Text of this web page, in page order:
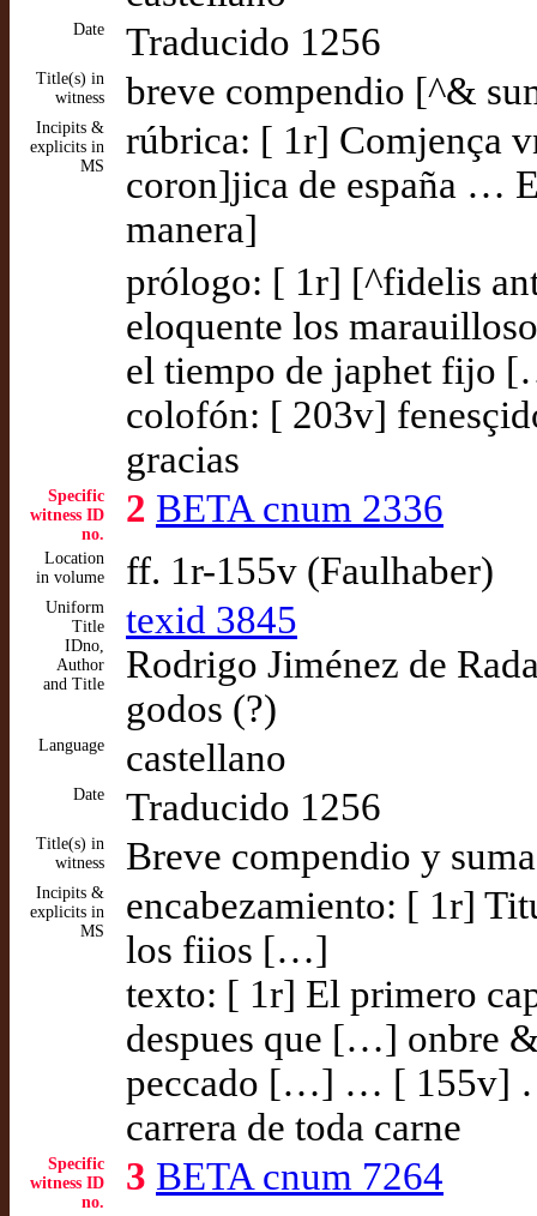
Date Traducido 1256
Title(s) in
witness
breve compendio [^&
Incipits &
explicits in
MS
rúbrica: [ 1r] Comjença
coron]jica de españa …
manera]
prólogo: [ 1r] [^fidelis
eloquente los
el tiempo de japhet fijo
colofón: [ 203v]
gracias
Specific
witness ID
no.
2 BETA cnum 2336
Location
in volume
ff. 1r-155v (Faulhaber)
Uniform
Title
IDno,
Author
and Title
texid 3845
Rodrigo Jiménez de
godos (?)
Language castellano
Date Traducido 1256
Title(s) in
witness
Breve compendio y
Incipits &
explicits in
MS
encabezamiento: [ 1r]
los fiios […]
texto: [ 1r] El primero
despues que […] onbre
peccado […] … [ 155v]
carrera de toda carne
Specific
witness ID
no.
3 BETA cnum 7264